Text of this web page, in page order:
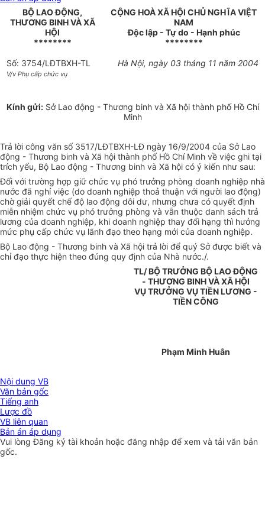
BỘ LAO ĐỘNG,
THƯƠNG BINH VÀ XÃ
HỘI
********
CỘNG HOÀ XÃ HỘI CHỦ NGHĨA VIỆT
NAM
Độc lập - Tự do - Hạnh phúc
********
Số: 3754/LĐTBXH-TL
V/v Phụ cấp chức vụ
Hà Nội, ngày 03 tháng 11 năm 2004
Kính gửi:Sở Lao động - Thương binh và Xã hội thành phố Hồ Chí
Minh
Trả lời công văn số 3517/LĐTBXH-LĐ ngày 16/9/2004 của Sở Lao
động - Thương binh và Xã hội thành phố Hồ Chí Minh về việc ghi tại
trích yếu, Bộ Lao động - Thương binh và Xã hội có ý kiến như sau:
Đối với trường hợp giữ chức vụ phó trưởng phòng doanh nghiệp nhà
nước đã nghỉ việc (do doanh nghiệp thoả thuận với người lao động)
chờ giải quyết chế độ lao động dôi dư, nhưng chưa có quyết định
miễn nhiệm chức vụ phó trưởng phòng và vẫn thuộc danh sách trả
lương của doanh nghiệp, khi doanh nghiệp thay đổi hạng thì hưởng
mức phụ cấp chức vụ lãnh đạo theo hạng mới của doanh nghiệp.
Bộ Lao động - Thương binh và Xã hội trả lời để quý Sở được biết và
chỉ đạo thực hiện theo đúng quy định của Nhà nước./.
TL/ BỘ TRƯỞNG BỘ LAO ĐỘNG
- THƯƠNG BINH VÀ XÃ HỘI
VỤ TRƯỞNG VỤ TIỀN LƯƠNG -
TIỀN CÔNG
Phạm Minh Huân
Nội dung VB
Văn bản gốc
Tiếng anh
Lược đồ
VB liên quan
Bản án áp dụng
Vui lòngĐăng ký tài khoản hoặc đăng nhập để xem và tải văn bản
gốc.